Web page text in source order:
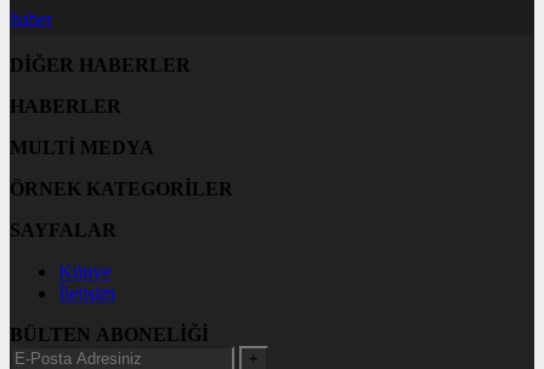
haber
DİĞER HABERLER
HABERLER
MULTİ MEDYA
ÖRNEK KATEGORİLER
SAYFALAR
Künye
İletişim
BÜLTEN ABONELİĞİ
+